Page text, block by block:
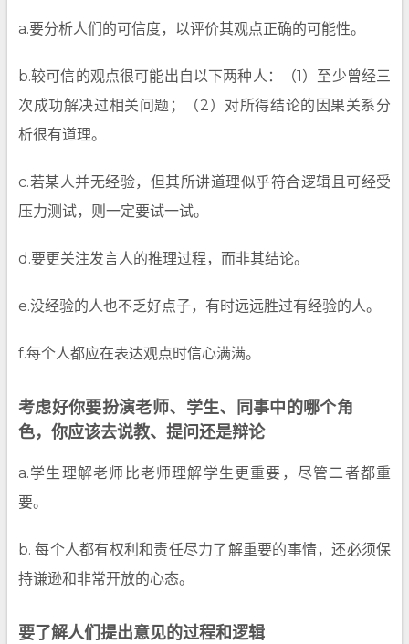
a.要分析人们的可信度，以评价其观点正确的可能性。
b.较可信的观点很可能出自以下两种人：（1）至少曾经三
次成功解决过相关问题；（2）对所得结论的因果关系分
析很有道理。
c.若某人并无经验，但其所讲道理似乎符合逻辑且可经受
压力测试，则一定要试一试。
d.要更关注发言人的推理过程，而非其结论。
e.没经验的人也不乏好点子，有时远远胜过有经验的人。
f.每个人都应在表达观点时信心满满。
考虑好你要扮演老师、学生、同事中的哪个角
色，你应该去说教、提问还是辩论
a.学生理解老师比老师理解学生更重要，尽管二者都重
要。
b. 每个人都有权利和责任尽力了解重要的事情，还必须保
持谦逊和非常开放的心态。
要了解人们提出意见的过程和逻辑